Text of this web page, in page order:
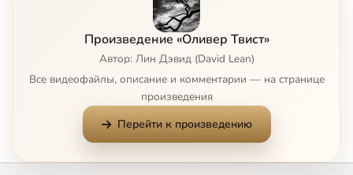
Произведение «Оливер Твист»
Автор: Лин Дэвид (David Lean)
Все видеофайлы, описание и комментарии — на странице
произведения
Перейти к произведению